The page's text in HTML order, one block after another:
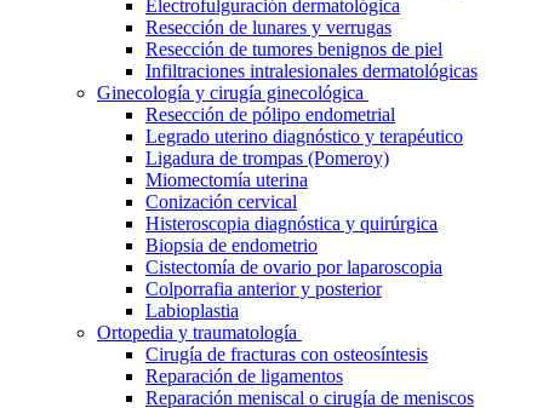
Electrofulguración dermatológica
Resección de lunares y verrugas
Resección de tumores benignos de piel
Infiltraciones intralesionales dermatológicas
Ginecología y cirugía ginecológica
Resección de pólipo endometrial
Legrado uterino diagnóstico y terapéutico
Ligadura de trompas (Pomeroy)
Miomectomía uterina
Conización cervical
Histeroscopia diagnóstica y quirúrgica
Biopsia de endometrio
Cistectomía de ovario por laparoscopia
Colporrafia anterior y posterior
Labioplastia
Ortopedia y traumatología
Cirugía de fracturas con osteosíntesis
Reparación de ligamentos
Reparación meniscal o cirugía de meniscos